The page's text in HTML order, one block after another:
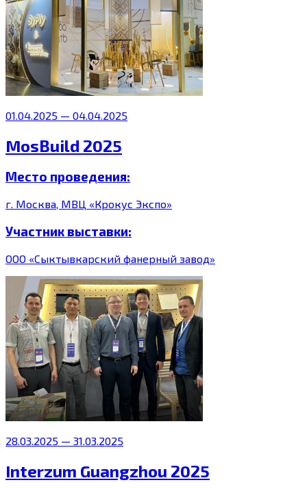
01.04.2025 — 04.04.2025
MosBuild 2025
Место проведения:
г. Москва, МВЦ «Крокус Экспо»
Участник выставки:
ООО «Сыктывкарский фанерный завод»
28.03.2025 — 31.03.2025
Interzum Guangzhou 2025